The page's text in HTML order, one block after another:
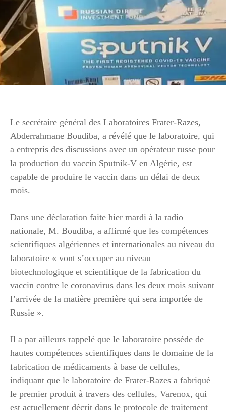
Le secrétaire général des Laboratoires Frater-Razes,
Abderrahmane Boudiba, a révélé que le laboratoire, qui
a entrepris des discussions avec un opérateur russe pour
la production du vaccin Sputnik-V en Algérie, est
capable de produire le vaccin dans un délai de deux
mois.
Dans une déclaration faite hier mardi à la radio
nationale, M. Boudiba, a affirmé que les compétences
scientifiques algériennes et internationales au niveau du
laboratoire « vont s’occuper au niveau
biotechnologique et scientifique de la fabrication du
vaccin contre le coronavirus dans les deux mois suivant
l’arrivée de la matière première qui sera importée de
Russie ».
Il a par ailleurs rappelé que le laboratoire possède de
hautes compétences scientifiques dans le domaine de la
fabrication de médicaments à base de cellules,
indiquant que le laboratoire de Frater-Razes a fabriqué
le premier produit à travers des cellules, Varenox, qui
est actuellement décrit dans le protocole de traitement